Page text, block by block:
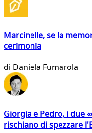
Marcinelle, se la
cerimonia
di Daniela Fumarola
Giorgia e Pedro, i due
rischiano di spezzare